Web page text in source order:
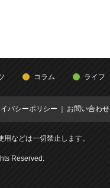
コラム ライフ
バシーポリシー お問い合わせ
などは一切禁止します。
Reserved.